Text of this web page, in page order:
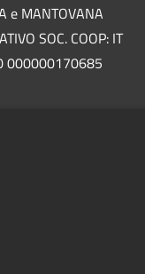
e MANTOVANA
SOC. COOP: IT
000000170685